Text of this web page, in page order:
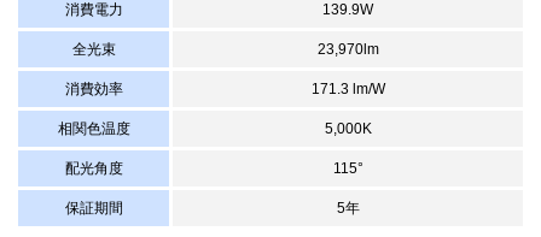
消費電力 139.9W
全光束 23,970lm
消費効率 171.3 lm/W
相関色温度 5,000K
配光角度 115°
保証期間 5年